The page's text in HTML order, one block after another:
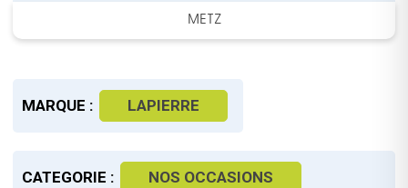
METZ
MARQUE : LAPIERRE
CATEGORIE : NOS OCCASIONS